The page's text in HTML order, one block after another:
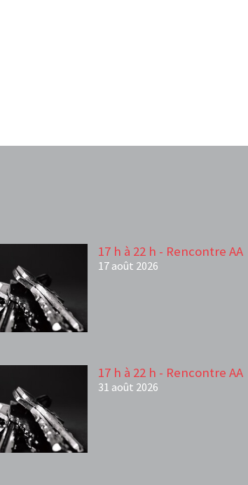
17 h à 22 h - Rencontre AA
17 août 2026
17 h à 22 h - Rencontre AA
31 août 2026